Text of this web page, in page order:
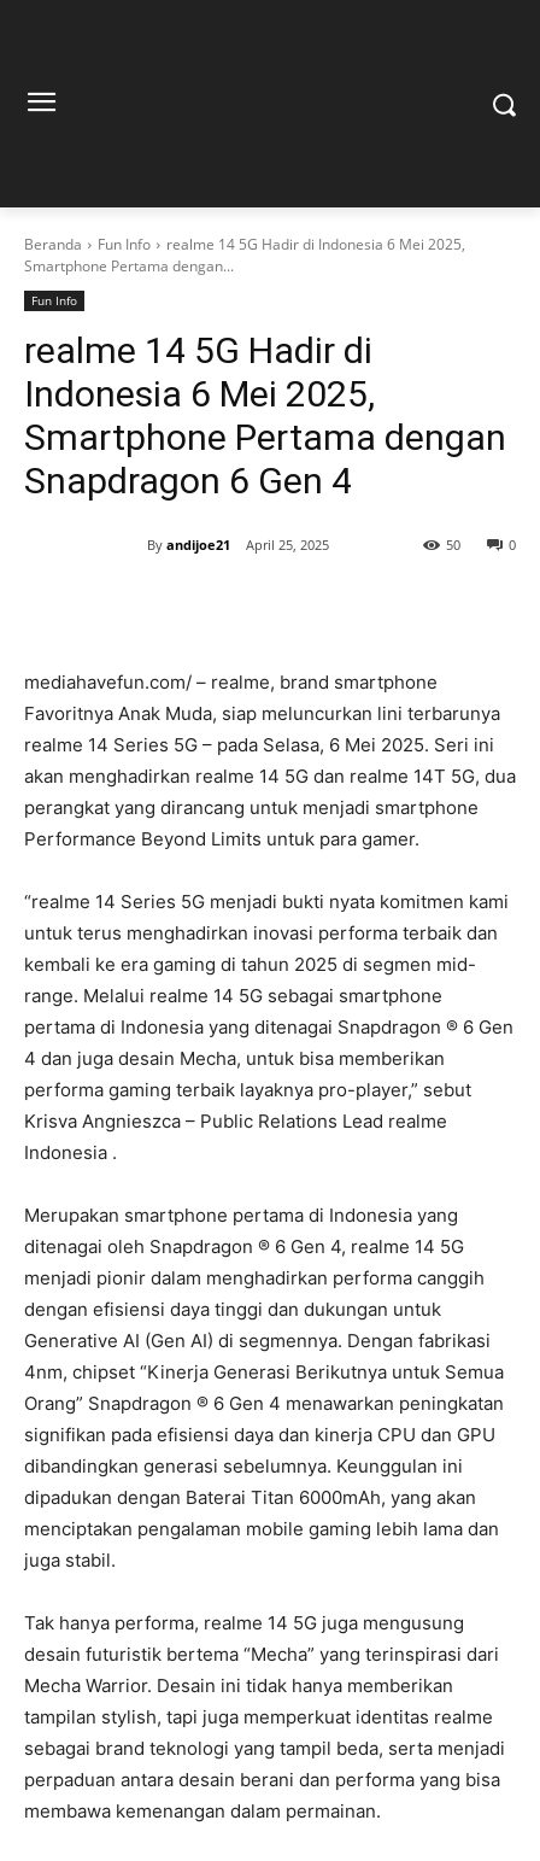
Beranda Fun Info
realme 14 5G Hadir di Indonesia 6 Mei 2025,
Smartphone Pertama dengan...
Fun Info
realme 14 5G Hadir di
Indonesia 6 Mei 2025,
Smartphone Pertama dengan
Snapdragon 6 Gen 4
By andijoe21 April 25, 2025 0
50
mediahavefun.com/ – realme, brand smartphone
Favoritnya Anak Muda, siap meluncurkan lini terbarunya
realme 14 Series 5G – pada Selasa, 6 Mei 2025. Seri ini
akan menghadirkan realme 14 5G dan realme 14T 5G, dua
perangkat yang dirancang untuk menjadi smartphone
Performance Beyond Limits untuk para gamer.
“realme 14 Series 5G menjadi bukti nyata komitmen kami
untuk terus menghadirkan inovasi performa terbaik dan
kembali ke era gaming di tahun 2025 di segmen mid-
range. Melalui realme 14 5G sebagai smartphone
pertama di Indonesia yang ditenagai Snapdragon ® 6 Gen
4 dan juga desain Mecha, untuk bisa memberikan
performa gaming terbaik layaknya pro-player,” sebut
Krisva Angnieszca – Public Relations Lead realme
Indonesia .
Merupakan smartphone pertama di Indonesia yang
ditenagai oleh Snapdragon ® 6 Gen 4, realme 14 5G
menjadi pionir dalam menghadirkan performa canggih
dengan efisiensi daya tinggi dan dukungan untuk
Generative AI (Gen AI) di segmennya. Dengan fabrikasi
4nm, chipset “Kinerja Generasi Berikutnya untuk Semua
Orang” Snapdragon ® 6 Gen 4 menawarkan peningkatan
signifikan pada efisiensi daya dan kinerja CPU dan GPU
dibandingkan generasi sebelumnya. Keunggulan ini
dipadukan dengan Baterai Titan 6000mAh, yang akan
menciptakan pengalaman mobile gaming lebih lama dan
juga stabil.
Tak hanya performa, realme 14 5G juga mengusung
desain futuristik bertema “Mecha” yang terinspirasi dari
Mecha Warrior. Desain ini tidak hanya memberikan
tampilan stylish, tapi juga memperkuat identitas realme
sebagai brand teknologi yang tampil beda, serta menjadi
perpaduan antara desain berani dan performa yang bisa
membawa kemenangan dalam permainan.